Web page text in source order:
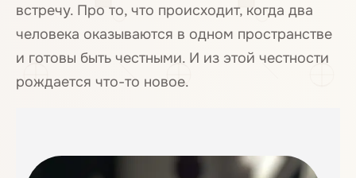
встречу. Про то, что происходит, когда два
человека оказываются в одном пространстве
и готовы быть честными. И из этой честности
рождается что-то новое.